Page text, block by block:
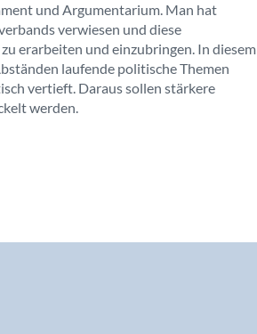
und Argumentarium. Man hat
verwiesen und diese
erarbeiten und einzubringen. In diesem
laufende politische Themen
vertieft. Daraus sollen stärkere
werden.